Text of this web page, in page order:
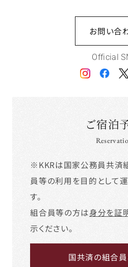
お問い合
Official
ご宿泊
※KKRは国家公務員共済
員等の利用を目的として
す。
組合員等の方は身分を証
示ください。
国共済の組合員